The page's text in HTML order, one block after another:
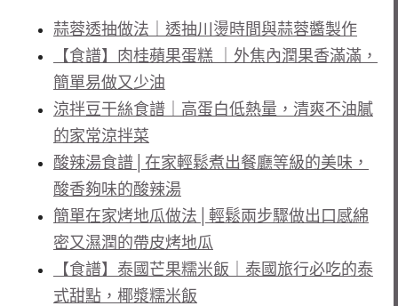
蒜蓉透抽做法｜透抽川燙時間與蒜蓉醬製作
【食譜】肉桂蘋果蛋糕 ｜外焦內潤果香滿滿，
簡單易做又少油
涼拌豆干絲食譜｜高蛋白低熱量，清爽不油膩
的家常涼拌菜
酸辣湯食譜│在家輕鬆煮出餐廳等級的美味，
酸香夠味的酸辣湯
簡單在家烤地瓜做法│輕鬆兩步驟做出口感綿
密又濕潤的帶皮烤地瓜
【食譜】泰國芒果糯米飯｜泰國旅行必吃的泰
式甜點，椰漿糯米飯